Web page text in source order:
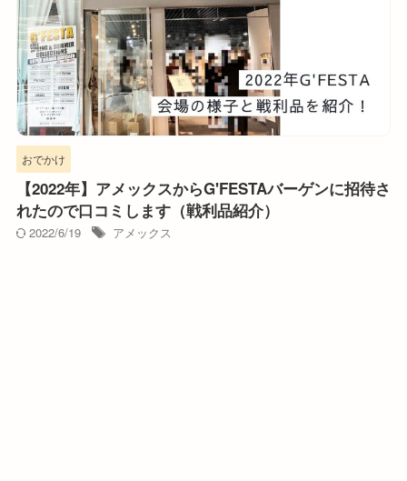
おでかけ
【2022年】アメックスからG'FESTAバーゲンに招待さ
れたので口コミします（戦利品紹介）
2022/6/19 アメックス